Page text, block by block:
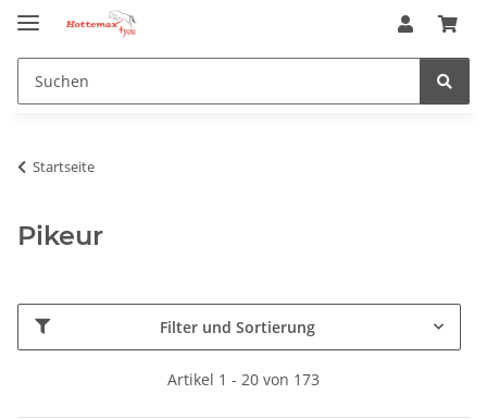
Startseite
Pikeur
Filter und Sortierung
Artikel 1 - 20 von 173